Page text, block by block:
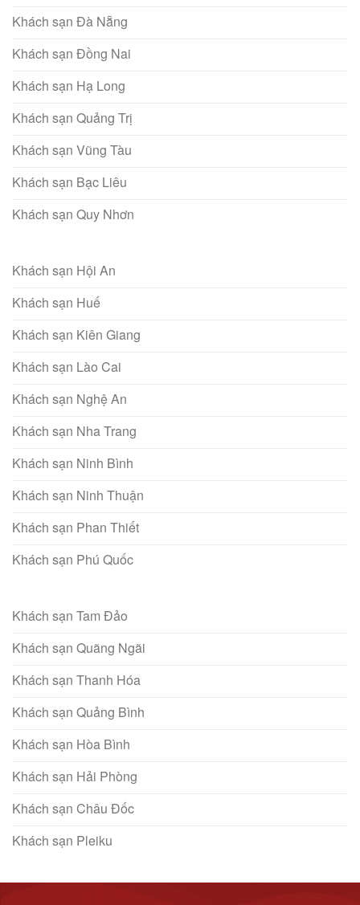
Khách sạn Đà Nẵng
Khách sạn Đồng Nai
Khách sạn Hạ Long
Khách sạn Quảng Trị
Khách sạn Vũng Tàu
Khách sạn Bạc Liêu
Khách sạn Quy Nhơn
Khách sạn Hội An
Khách sạn Huế
Khách sạn Kiên Giang
Khách sạn Lào Cai
Khách sạn Nghệ An
Khách sạn Nha Trang
Khách sạn Ninh Bình
Khách sạn Ninh Thuận
Khách sạn Phan Thiết
Khách sạn Phú Quốc
Khách sạn Tam Đảo
Khách sạn Quãng Ngãi
Khách sạn Thanh Hóa
Khách sạn Quảng Bình
Khách sạn Hòa Bình
Khách sạn Hải Phòng
Khách sạn Châu Đốc
Khách sạn Pleiku